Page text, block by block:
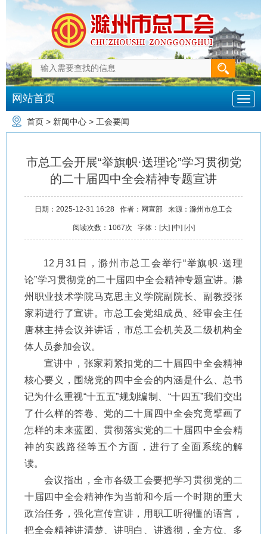
网站首页
首页 > 新闻中心 > 工会要闻
市总工会开展“举旗帜·送理论”学习贯彻党
的二十届四中全会精神专题宣讲
日期： 2025-12-31 16:28 作者： 网宣部 来源： 滁州市总工会
阅读次数： 1067次 字体：[大] [中] [小]
12月31日，滁州市总工会举行“举旗帜·送理
论”学习贯彻党的二十届四中全会精神专题宣讲。滁
州职业技术学院马克思主义学院副院长、副教授张
家莉进行了宣讲。市总工会党组成员、经审会主任
唐林主持会议并讲话，市总工会机关及二级机构全
体人员参加会议。
宣讲中，张家莉紧扣党的二十届四中全会精神
核心要义，围绕党的四中全会的内涵是什么、总书
记为什么重视“十五五”规划编制、“十四五”我们交出
了什么样的答卷、党的二十届四中全会究竟擘画了
怎样的未来蓝图、贯彻落实党的二十届四中全会精
神的实践路径等五个方面，进行了全面系统的解
读。
会议指出，全市各级工会要把学习贯彻党的二
十届四中全会精神作为当前和今后一个时期的重大
政治任务，强化宣传宣讲，用职工听得懂的语言，
把全会精神讲清楚、讲明白、讲透彻，全方位、多